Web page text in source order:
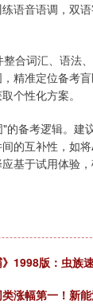
语音语调，双
合词汇、语法
精准定位备考
个性化方案。
的备考逻辑。
的互补性，如
基于试用体验
1998版：虫族
涨幅第一！新